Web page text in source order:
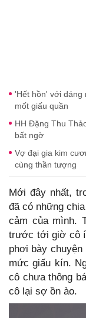
'Hết hồn' với dáng
mốt giấu quần
HH Đặng Thu
bất ngờ
Vợ đại gia kim
cùng thần tượng
Mới đây nhất,
đã có những
cảm của mình.
trước tới giờ cô
phơi bày chuyện
mức giấu kín.
cô chưa thông
cô lại sợ ồn ào.